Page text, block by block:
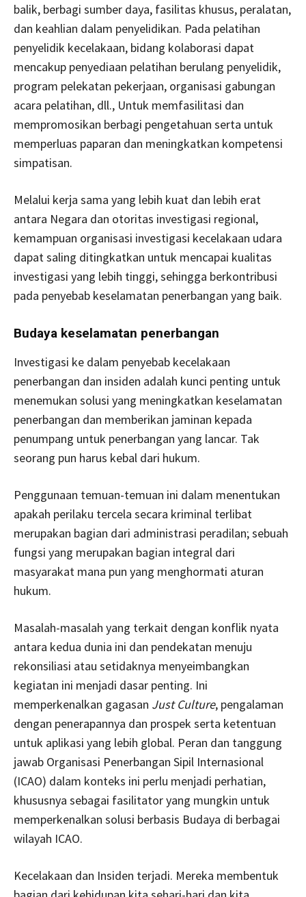
balik, berbagi sumber daya, fasilitas khusus, peralatan,
dan keahlian dalam penyelidikan. Pada pelatihan
penyelidik kecelakaan, bidang kolaborasi dapat
mencakup penyediaan pelatihan berulang penyelidik,
program pelekatan pekerjaan, organisasi gabungan
acara pelatihan, dll., Untuk memfasilitasi dan
mempromosikan berbagi pengetahuan serta untuk
memperluas paparan dan meningkatkan kompetensi
simpatisan.
Melalui kerja sama yang lebih kuat dan lebih erat
antara Negara dan otoritas investigasi regional,
kemampuan organisasi investigasi kecelakaan udara
dapat saling ditingkatkan untuk mencapai kualitas
investigasi yang lebih tinggi, sehingga berkontribusi
pada penyebab keselamatan penerbangan yang baik.
Budaya keselamatan penerbangan
Investigasi ke dalam penyebab kecelakaan
penerbangan dan insiden adalah kunci penting untuk
menemukan solusi yang meningkatkan keselamatan
penerbangan dan memberikan jaminan kepada
penumpang untuk penerbangan yang lancar. Tak
seorang pun harus kebal dari hukum.
Penggunaan temuan-temuan ini dalam menentukan
apakah perilaku tercela secara kriminal terlibat
merupakan bagian dari administrasi peradilan; sebuah
fungsi yang merupakan bagian integral dari
masyarakat mana pun yang menghormati aturan
hukum.
Masalah-masalah yang terkait dengan konflik nyata
antara kedua dunia ini dan pendekatan menuju
rekonsiliasi atau setidaknya menyeimbangkan
kegiatan ini menjadi dasar penting. Ini
memperkenalkan gagasan Just Culture, pengalaman
dengan penerapannya dan prospek serta ketentuan
untuk aplikasi yang lebih global. Peran dan tanggung
jawab Organisasi Penerbangan Sipil Internasional
(ICAO) dalam konteks ini perlu menjadi perhatian,
khususnya sebagai fasilitator yang mungkin untuk
memperkenalkan solusi berbasis Budaya di berbagai
wilayah ICAO.
Kecelakaan dan Insiden terjadi. Mereka membentuk